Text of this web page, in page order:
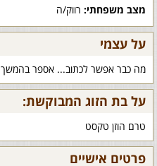
מצב משפחתי: רווק/ה
על עצמי
מה כבר אפשר לכתוב... אספר בהמשך
על בת הזוג המבוקשת:
טרם הוזן טקסט
פרטים אישיים